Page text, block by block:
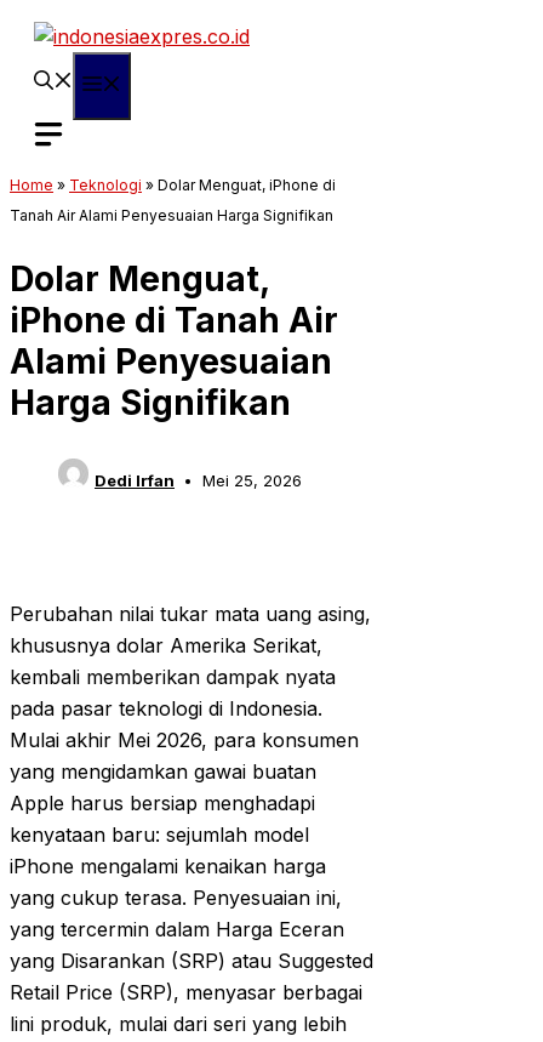
Langsung
Home » Teknologi » Dolar Menguat, iPhone di
Tanah Air Alami Penyesuaian Harga Signifikan
Dolar Menguat,
iPhone di Tanah Air
Alami Penyesuaian
Harga Signifikan
Dedi Irfan Mei 25, 2026
Perubahan nilai tukar mata uang asing,
khususnya dolar Amerika Serikat,
kembali memberikan dampak nyata
pada pasar teknologi di Indonesia.
Mulai akhir Mei 2026, para konsumen
yang mengidamkan gawai buatan
Apple harus bersiap menghadapi
kenyataan baru: sejumlah model
iPhone mengalami kenaikan harga
yang cukup terasa. Penyesuaian ini,
yang tercermin dalam Harga Eceran
yang Disarankan (SRP) atau Suggested
Retail Price (SRP), menyasar berbagai
lini produk, mulai dari seri yang lebih